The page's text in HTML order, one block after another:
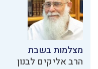
מצלמות בשבת
הרב אליקים לבנון